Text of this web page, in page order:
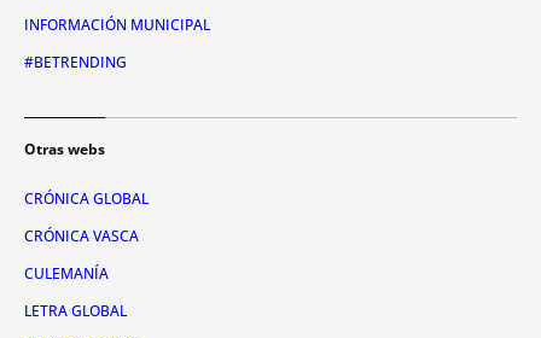
INFORMACIÓN MUNICIPAL
#BETRENDING
Otras webs
CRÓNICA GLOBAL
CRÓNICA VASCA
CULEMANÍA
LETRA GLOBAL